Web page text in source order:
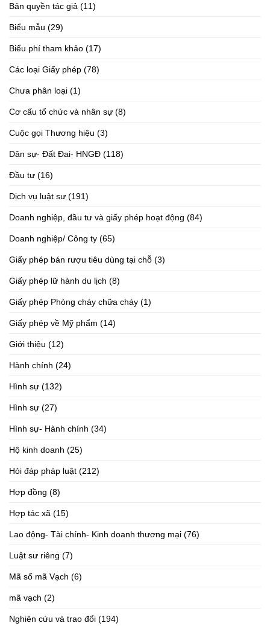
Bản quyền tác giả (11)
Biểu mẫu (29)
Biểu phí tham khảo (17)
Các loại Giấy phép (78)
Chưa phân loại (1)
Cơ cấu tổ chức và nhân sự (8)
Cuộc gọi Thương hiệu (3)
Dân sự- Đất Đai- HNGĐ (118)
Đầu tư (16)
Dịch vụ luật sư (191)
Doanh nghiệp, đầu tư và giấy phép hoạt động (84)
Doanh nghiệp/ Công ty (65)
Giấy phép bán rượu tiêu dùng tại chỗ (3)
Giấy phép lữ hành du lịch (8)
Giấy phép Phòng cháy chữa cháy (1)
Giấy phép về Mỹ phẩm (14)
Giới thiệu (12)
Hành chính (24)
Hình sự (132)
Hình sự (27)
Hình sự- Hành chính (34)
Hộ kinh doanh (25)
Hỏi đáp pháp luật (212)
Hợp đồng (8)
Hợp tác xã (15)
Lao động- Tài chính- Kinh doanh thương mại (76)
Luật sư riêng (7)
Mã số mã Vạch (6)
mã vạch (2)
Nghiên cứu và trao đổi (194)